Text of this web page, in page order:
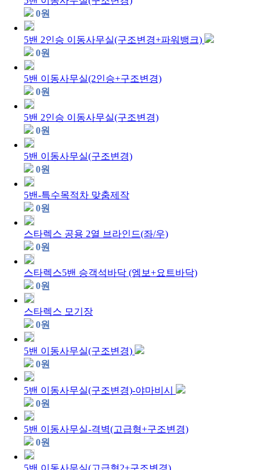
0원
5밴 2인승 이동사무실(구조변경+파워뱅크)
0원
5밴 이동사무실(2인승+구조변경)
0원
5밴 2인승 이동사무실(구조변경)
0원
5밴 이동사무실(구조변경)
0원
5밴-특수목적차 맞춤제작
0원
스타렉스 공용 2열 브라인드(좌/우)
0원
스타렉스5밴 승객석바닥 (엠보+요트바닥)
0원
스타렉스 모기장
0원
5밴 이동사무실(구조변경)
0원
5밴 이동사무실(구조변경)-야마비시
0원
5밴 이동사무실-격벽(고급형+구조변경)
0원
5밴 이동사무실(고급형2+구조변경)